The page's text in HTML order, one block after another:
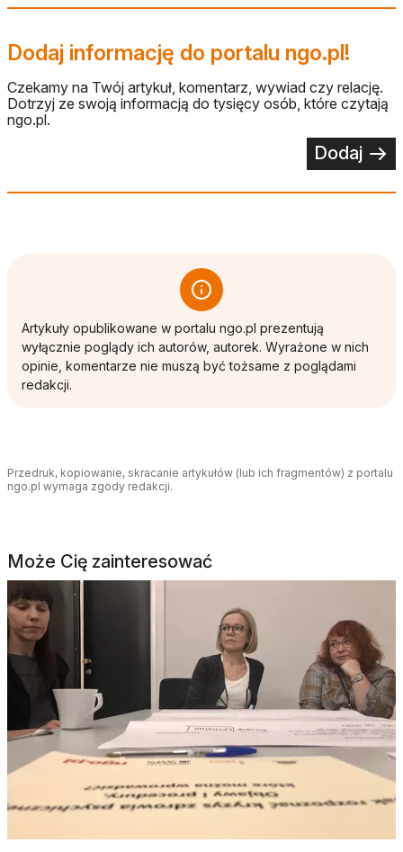
Dodaj informację do portalu ngo.pl!
Czekamy na Twój artykuł, komentarz, wywiad czy relację.
Dotrzyj ze swoją informacją do tysięcy osób, które czytają
ngo.pl.
Dodaj
Artykuły opublikowane w portalu ngo.pl prezentują
wyłącznie poglądy ich autorów, autorek. Wyrażone w nich
opinie, komentarze nie muszą być tożsame z poglądami
redakcji.
Przedruk, kopiowanie, skracanie artykułów (lub ich fragmentów) z portalu
ngo.pl wymaga zgody redakcji.
Może Cię zainteresować